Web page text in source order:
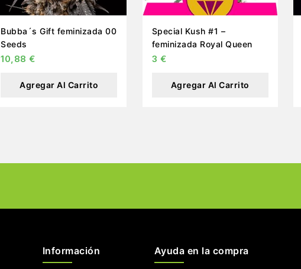
Bubba´s Gift feminizada 00
Seeds
10,88 €
Agregar Al Carrito
Special Kush #1 –
feminizada Royal Queen
3 €
Agregar Al Carrito
Información Ayuda en la compra